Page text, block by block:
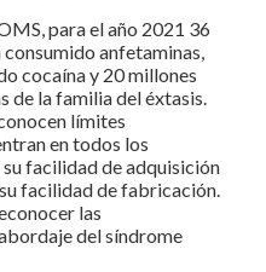
para el año 2021 36
anfetaminas,
cocaína y 20 millones
de la familia del éxtasis.
límites
en todos los
facilidad de adquisición
facilidad de fabricación.
las
del síndrome